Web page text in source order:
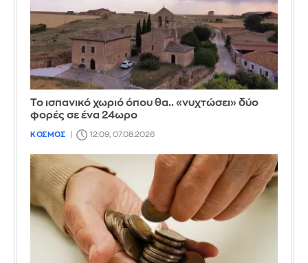
Το ισπανικό χωριό όπου θα.. «νυχτώσει» δύο
φορές σε ένα 24ωρο
ΚΟΣΜΟΣ 12:09, 07.08.2026